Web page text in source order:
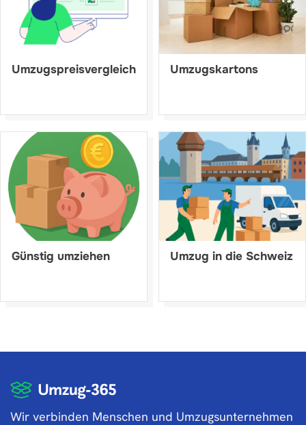
Umzugspreisvergleich Umzugskartons
Günstig umziehen Umzug in die Schweiz
Wir verbinden Menschen und Umzugsunternehmen